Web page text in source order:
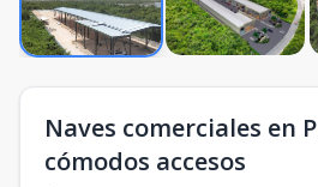
Naves comerciales en
cómodos accesos